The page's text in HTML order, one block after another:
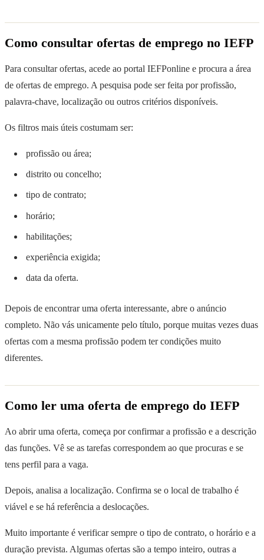
Como consultar ofertas de emprego no IEFP
Para consultar ofertas, acede ao portal IEFPonline e procura a área
de ofertas de emprego. A pesquisa pode ser feita por profissão,
palavra-chave, localização ou outros critérios disponíveis.
Os filtros mais úteis costumam ser:
profissão ou área;
distrito ou concelho;
tipo de contrato;
horário;
habilitações;
experiência exigida;
data da oferta.
Depois de encontrar uma oferta interessante, abre o anúncio
completo. Não vás unicamente pelo título, porque muitas vezes duas
ofertas com a mesma profissão podem ter condições muito
diferentes.
Como ler uma oferta de emprego do IEFP
Ao abrir uma oferta, começa por confirmar a profissão e a descrição
das funções. Vê se as tarefas correspondem ao que procuras e se
tens perfil para a vaga.
Depois, analisa a localização. Confirma se o local de trabalho é
viável e se há referência a deslocações.
Muito importante é verificar sempre o tipo de contrato, o horário e a
duração prevista. Algumas ofertas são a tempo inteiro, outras a